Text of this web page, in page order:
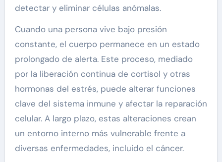
detectar y eliminar células anómalas.
Cuando una persona vive bajo presión
constante, el cuerpo permanece en un estado
prolongado de alerta. Este proceso, mediado
por la liberación continua de cortisol y otras
hormonas del estrés, puede alterar funciones
clave del sistema inmune y afectar la reparación
celular. A largo plazo, estas alteraciones crean
un entorno interno más vulnerable frente a
diversas enfermedades, incluido el cáncer.